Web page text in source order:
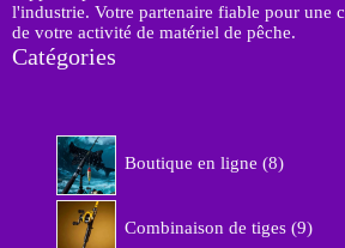
l'industrie. Votre partenaire fiable pour une
de votre activité de matériel de pêche.
Catégories
Boutique en ligne 8p
o
Combinaison de tiges 9p